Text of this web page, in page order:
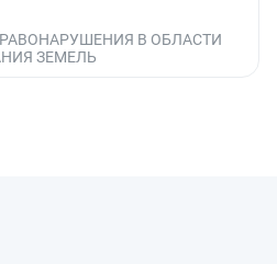
В ОБЛАСТИ
ЗЕМЕЛЬ